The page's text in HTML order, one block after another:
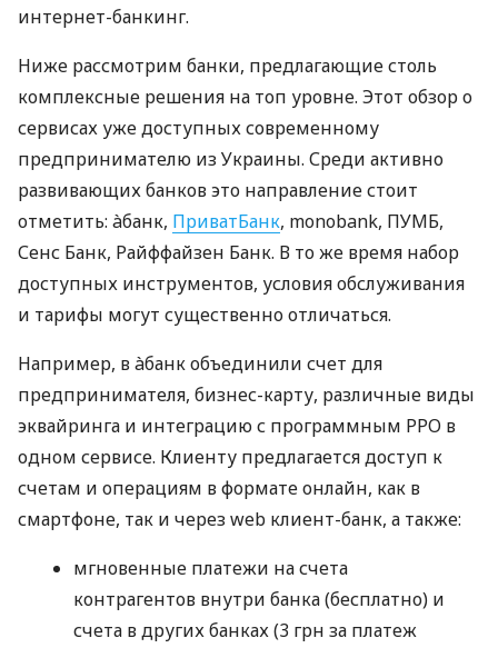
интернет-банкинг.
Ниже рассмотрим банки, предлагающие столь
комплексные решения на топ уровне. Этот обзор о
сервисах уже доступных современному
предпринимателю из Украины. Среди активно
развивающих банков это направление стоит
отметить: àбанк, ПриватБанк, monobank, ПУМБ,
Сенс Банк, Райффайзен Банк. В то же время набор
доступных инструментов, условия обслуживания
и тарифы могут существенно отличаться.
Например, в àбанк объединили счет для
предпринимателя, бизнес-карту, различные виды
эквайринга и интеграцию с программным РРО в
одном сервисе. Клиенту предлагается доступ к
счетам и операциям в формате онлайн, как в
смартфоне, так и через web клиент-банк, а также:
мгновенные платежи на счета
контрагентов внутри банка (бесплатно) и
счета в других банках (3 грн за платеж